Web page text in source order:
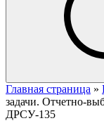
Главная страница »
задачи. Отчетно-
ДРСУ-135